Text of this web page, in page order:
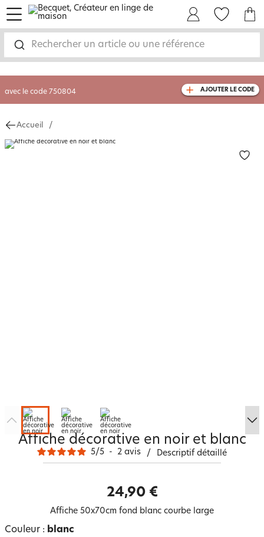
Rechercher un article ou une référence
menu
-35% sur votre commandedès 2 articles
achetés
livraison GRATUITEdès 110€ d'achat
avec le code 750804 AJOUTER LE CODE
Accueil
Affiche décorative en noir et blanc
5/5 - 2 avis / Descriptif détaillé
24,90 €
Affiche 50x70cm fond blanc courbe large
Couleur : blanc